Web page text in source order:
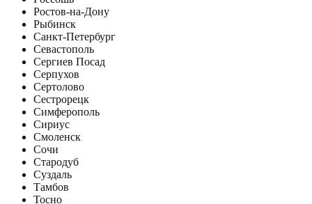
Ростов-на-Дону
Рыбинск
Санкт-Петербург
Севастополь
Сергиев Посад
Серпухов
Сертолово
Сестрорецк
Симферополь
Сириус
Смоленск
Сочи
Стародуб
Суздаль
Тамбов
Тосно